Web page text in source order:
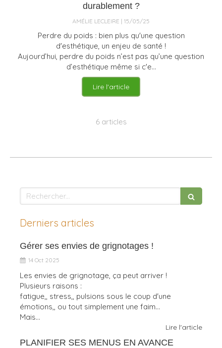
durablement ?
AMÉLIE LECLEIRE 15/05/25
Perdre du poids : bien plus qu'une question
d'esthétique, un enjeu de santé !
Aujourd’hui, perdre du poids n’est pas qu’une question
d’esthétique même si c'e...
Lire l'article
6 articles
Rechercher
Derniers articles
Gérer ses envies de grignotages !
14 Oct 2025
Les envies de grignotage, ça peut arriver !
Plusieurs raisons :
fatigue,, stress,, pulsions sous le coup d'une
émotions,, ou tout simplement une faim...
Mais...
Lire l'article
PLANIFIER SES MENUS EN AVANCE